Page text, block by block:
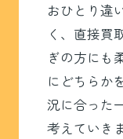
おひとり違
く、直接買
ぎの方にも
にどちらか
況に合った
考えていき